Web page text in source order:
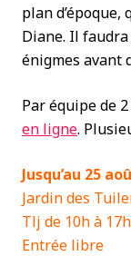
plan
Diane. Il
énigmes avant
Par équipe de
en ligne.
Jusqu’au 25
Jardin des
Tlj de 10h à
Entrée libre